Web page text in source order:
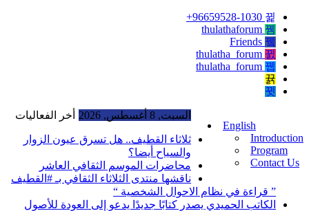
English
Introduction
Program
Contact Us
السبت, 8 أغسطس, 2026 أخر الفعاليات
ثلاثاء القطيف.. هل تسرق عيون الزوار
والسياح أيضا؟
محاضرات الموسم الثقافي العاشر
ناقشها منتدى الثلاثاء الثقافي بـ #القطيف
” قراءة في نظام الاحوال الشخصية “
الكاتب الحميدي يصدر كتابًا جديدًا يدعو إلى العودة للأصول